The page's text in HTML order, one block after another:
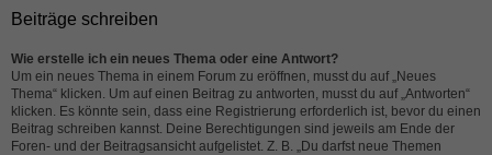
Beiträge schreiben
Wie erstelle ich ein neues Thema oder eine Antwort?
Um ein neues Thema in einem Forum zu eröffnen, musst du auf „Neues
Thema“ klicken. Um auf einen Beitrag zu antworten, musst du auf „Antworten“
klicken. Es könnte sein, dass eine Registrierung erforderlich ist, bevor du einen
Beitrag schreiben kannst. Deine Berechtigungen sind jeweils am Ende der
Foren- und der Beitragsansicht aufgelistet. Z. B. „Du darfst neue Themen